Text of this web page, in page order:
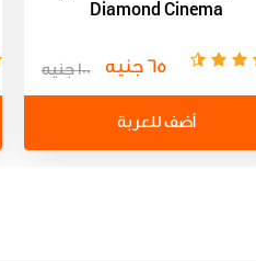
Diamond Cinema
65 جنيه 100 جنيه
أضف للعربة